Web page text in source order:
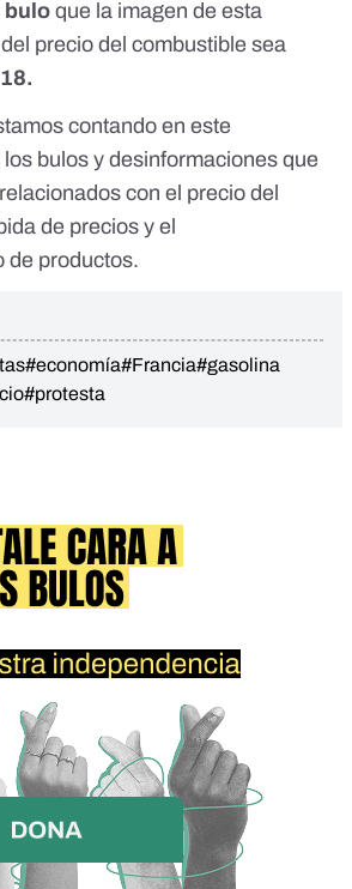
bulo que la imagen de esta
precio del combustible sea
contandoen este
bulos y desinformaciones que
con el precio del
de precios y el
de productos.
#economía#Francia#gasolina
#protesta